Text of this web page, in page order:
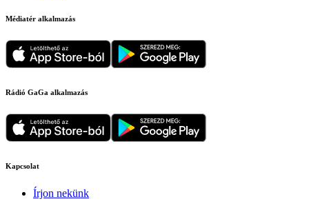
Médiatér alkalmazás
Rádió GaGa alkalmazás
Kapcsolat
Írjon nekünk